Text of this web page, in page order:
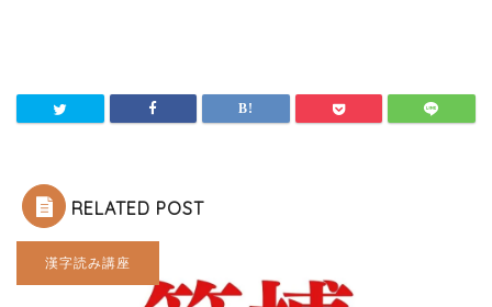
RELATED POST
漢字読み講座